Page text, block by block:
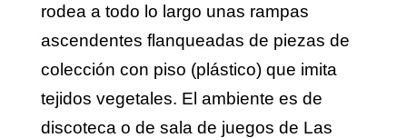
rodea a todo lo largo unas rampas
ascendentes flanqueadas de piezas de
colección con piso (plástico) que imita
tejidos vegetales. El ambiente es de
discoteca o de sala de juegos de Las